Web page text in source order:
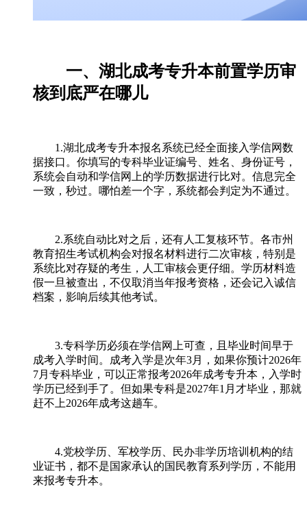
一、湖北成考专升本前置学历审
核到底严在哪儿
1.湖北成考专升本报名系统已经全面接入学信网数
据接口。你填写的专科毕业证编号、姓名、身份证号，
系统会自动和学信网上的学历数据进行比对。信息完全
一致，秒过。哪怕差一个字，系统都会判定为不通过。
2.系统自动比对之后，还有人工复核环节。各市州
教育招生考试机构会对报名材料进行二次审核，特别是
系统比对存疑的考生，人工审核会更仔细。学历材料造
假一旦被查出，不仅取消当年报考资格，还会记入诚信
档案，影响后续其他考试。
3.专科学历必须在学信网上可查，且毕业时间早于
成考入学时间。成考入学是次年3月，如果你预计2026年
7月专科毕业，可以正常报考2026年成考专升本，入学时
学历已经到手了。但如果专科是2027年1月才毕业，那就
赶不上2026年成考这趟车。
4.党校学历、军校学历、民办非学历培训机构的结
业证书，都不是国家承认的国民教育系列学历，不能用
来报考专升本。